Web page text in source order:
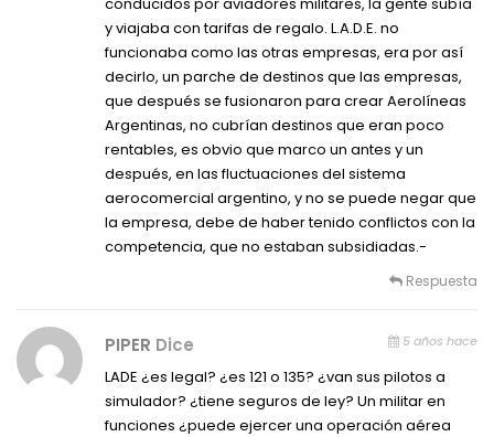
y viajaba con tarifas de regalo. L.A.D.E. no
funcionaba como las otras empresas, era por así
decirlo, un parche de destinos que las empresas,
que después se fusionaron para crear Aerolíneas
Argentinas, no cubrían destinos que eran poco
rentables, es obvio que marco un antes y un
después, en las fluctuaciones del sistema
aerocomercial argentino, y no se puede negar que
la empresa, debe de haber tenido conflictos con la
competencia, que no estaban subsidiadas.-
Respuesta
PIPER Dice 5 años hace
LADE ¿es legal? ¿es 121 o 135? ¿van sus pilotos a
simulador? ¿tiene seguros de ley? Un militar en
funciones ¿puede ejercer una operación aérea